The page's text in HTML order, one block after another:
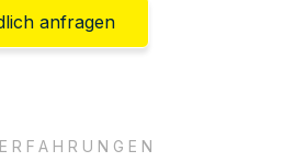
anfragen